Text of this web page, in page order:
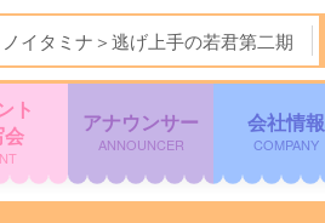
イタミナ＞逃げ上手の若君第二期
ト
アナウンサー
ANNOUNCER
会社情報
COMPANY